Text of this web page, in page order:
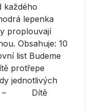
každého
lepenka
proplouvají
Obsahuje: 10
list Budeme
protřepe
jednotlivých
– Dítě